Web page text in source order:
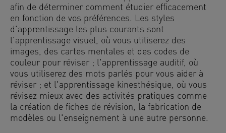
afin de déterminer comment étudier efficacement
en fonction de vos préférences. Les styles
d'apprentissage les plus courants sont
l'apprentissage visuel, où vous utiliserez des
images, des cartes mentales et des codes de
couleur pour réviser ; l'apprentissage auditif, où
vous utiliserez des mots parlés pour vous aider à
réviser ; et l'apprentissage kinesthésique, où vous
révisez mieux avec des activités pratiques comme
la création de fiches de révision, la fabrication de
modèles ou l'enseignement à une autre personne.